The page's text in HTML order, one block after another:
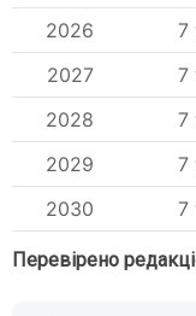
2026
7
2027
7
2028
7
2029
7
2030
7
Перевірено